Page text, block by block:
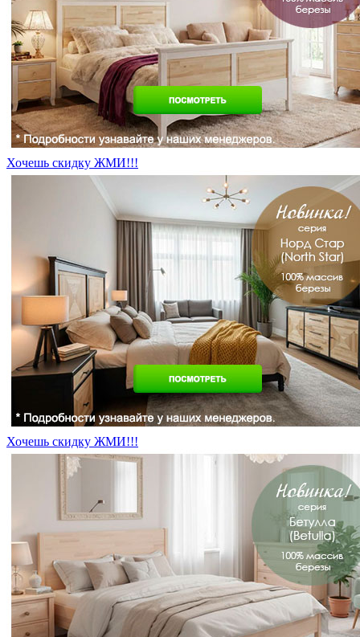
Хочешь скидку ЖМИ!!!
Хочешь скидку ЖМИ!!!